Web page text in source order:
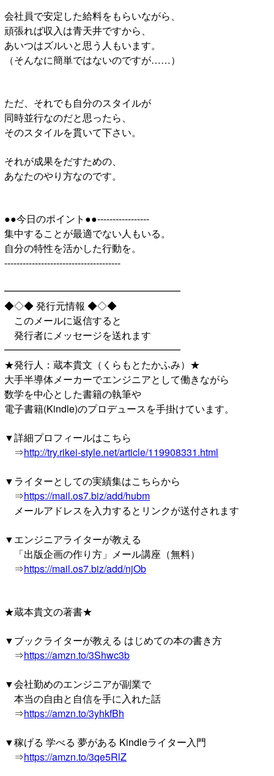
会社員で安定した給料をもらいながら、
頑張れば収入は青天井ですから、
あいつはズルいと思う人もいます。
（そんなに簡単ではないのですが……）
ただ、それでも自分のスタイルが
同時並行なのだと思ったら、
そのスタイルを貫いて下さい。
それが成果をだすための、
あなたのやり方なのです。
●●今日のポイント●●-----------------
集中することが最適でない人もいる。
自分の特性を活かした行動を。
--------------------------------------
━━━━━━━━━━━━━━━━━━
◆◇◆ 発行元情報 ◆◇◆
このメールに返信すると
発行者にメッセージを送れます
━━━━━━━━━━━━━━━━━━
★発行人：蔵本貴文（くらもとたかふみ）★
大手半導体メーカーでエンジニアとして働きながら
数学を中心とした書籍の執筆や
電子書籍(Kindle)のプロデュースを手掛けています。
▼詳細プロフィールはこちら
⇒http://try.rikei-style.net/article/119908331.html
▼ライターとしての実績集はこちらから
⇒https://mail.os7.biz/add/hubm
メールアドレスを入力するとリンクが送付されます
▼エンジニアライターが教える
「出版企画の作り方」メール講座（無料）
⇒https://mail.os7.biz/add/njOb
★蔵本貴文の著書★
▼ブックライターが教える はじめての本の書き方
⇒https://amzn.to/3Shwc3b
▼会社勤めのエンジニアが副業で
本当の自由と自信を手に入れた話
⇒https://amzn.to/3yhkfBh
▼稼げる 学べる 夢がある Kindleライター入門
⇒https://amzn.to/3qe5RlZ